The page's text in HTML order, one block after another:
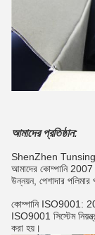
আমাদের প্রতিষ্ঠান:
ShenZhen Tunsing
আমাদের কোম্পানি 2007
উন্নয়ন, পেশাদার
কোম্পানি ISO9001:
ISO9001 সিস্টেম
করা হয়।